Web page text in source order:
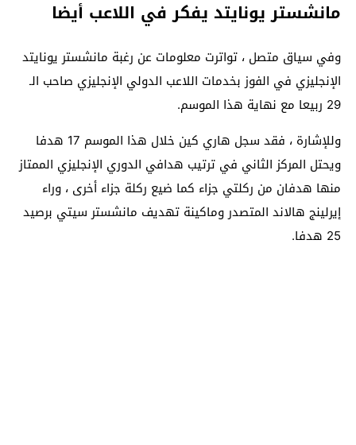
مانشستر يونايتد يفكر في اللاعب أيضا
وفي سياق متصل ، تواترت معلومات عن رغبة مانشستر يونايتد
الإنجليزي في الفوز بخدمات اللاعب الدولي الإنجليزي صاحب الـ
29 ربيعا مع نهاية هذا الموسم.
وللإشارة ، فقد سجل هاري كين خلال هذا الموسم 17 هدفا
ويحتل المركز الثاني في ترتيب هدافي الدوري الإنجليزي الممتاز
منها هدفان من ركلتي جزاء كما ضيع ركلة جزاء أخرى ، وراء
إيرلينج هالاند المتصدر وماكينة تهديف مانشستر سيتي برصيد
25 هدفا.